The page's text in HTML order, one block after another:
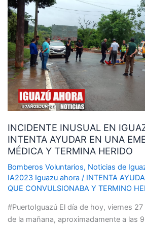
INCIDENTE INUSUAL EN
INTENTA AYUDAR EN UNA
MÉDICA Y TERMINA HERIDO
Bomberos Voluntarios, Noticias de
IA2023 Iguazu ahora / INTENTA
QUE CONVULSIONABA Y TERMINO
#PuertoIguazú El día de hoy, viernes
de la mañana, aproximadamente a las
INCIDENTE
INUSUAL
EN
IGUAZÚ:
UN
HOMBRE
INTENTA
AYUDAR
EN
EMERGENCIA
MÉDICA
Y
TERMINA
HERIDO